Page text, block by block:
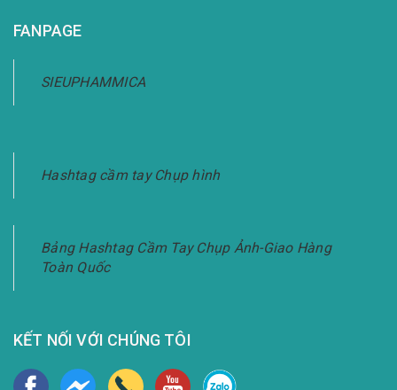
FANPAGE
SIEUPHAMMICA
Hashtag cầm tay Chụp hình
Bảng Hashtag Cầm Tay Chụp Ảnh-Giao Hàng
Toàn Quốc
KẾT NỐI VỚI CHÚNG TÔI